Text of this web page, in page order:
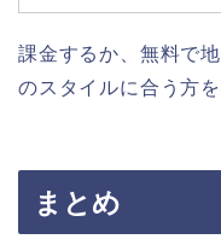
課金するか、無料で
のスタイルに合う方
まとめ